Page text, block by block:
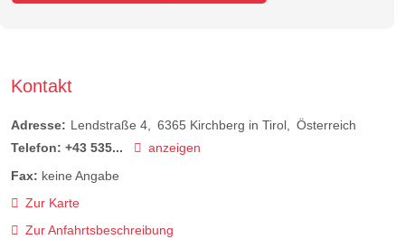
Kontakt
Adresse: Lendstraße 4 6365 Kirchberg in Tirol
Österreich
Telefon: +43 535...
anzeigen
Fax: keine Angabe
Zur Karte
Zur Anfahrtsbeschreibung